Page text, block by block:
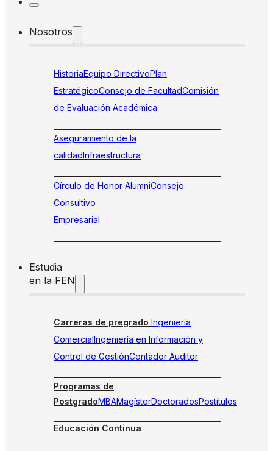
Nosotros
HistoriaEquipo DirectivoPlan
EstratégicoConsejo de FacultadComisión
de Evaluación Académica
Aseguramiento de la
calidadInfraestructura
Círculo de Honor AlumniConsejo
Consultivo
Empresarial
Estudia
en la FEN
Carreras de pregrado Ingeniería
ComercialIngeniería en Información y
Control de GestiónContador Auditor
Programas de
PostgradoMBAMagísterDoctoradosPostítulos
Educación Continua